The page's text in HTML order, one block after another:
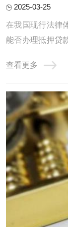
2025-03-25
在我国现行法律
能否办理抵押贷
作实务、风险识
一幅兼具专业性
属与抵押权的法
查看更多